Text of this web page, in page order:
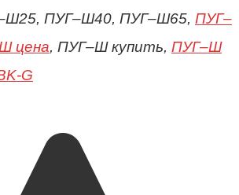
ПУГ–Ш40, ПУГ–Ш65, ПУГ–
цена, ПУГ–Ш купить, ПУГ–Ш
G